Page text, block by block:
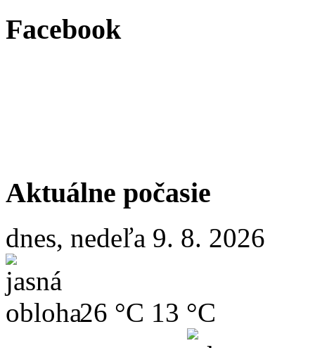
Facebook
Aktuálne počasie
dnes, nedeľa 9. 8. 2026
26 °C 13 °C